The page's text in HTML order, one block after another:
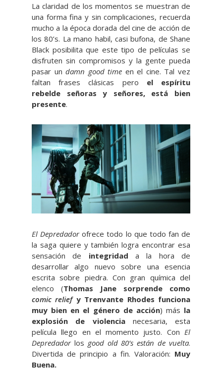
La claridad de los momentos se muestran de
una forma fina y sin complicaciones, recuerda
mucho a la época dorada del cine de acción de
los 80’s. La mano habil, casi bufona, de Shane
Black posibilita que este tipo de películas se
disfruten sin compromisos y la gente pueda
pasar undamn goodtime en el cine. Tal vez
faltan frases clásicas pero el espíritu
rebelde señoras y señores, está bien
presente.
El Depredadorofrece todo lo que todo fan de
la saga quiere y también logra encontrar esa
sensación de integridad a la hora de
desarrollar algo nuevo sobre una esencia
escrita sobre piedra. Con gran química del
elenco (Thomas Jane sorprende como
comic reliefy Trenvante Rhodes funciona
muy bien en el género de acción) más la
explosión de violencianecesaria, esta
película llego en el momento justo. Con El
Depredadorlos good old 80’s están de vuelta.
Divertida de principio a fin. Valoración: Muy
Buena.